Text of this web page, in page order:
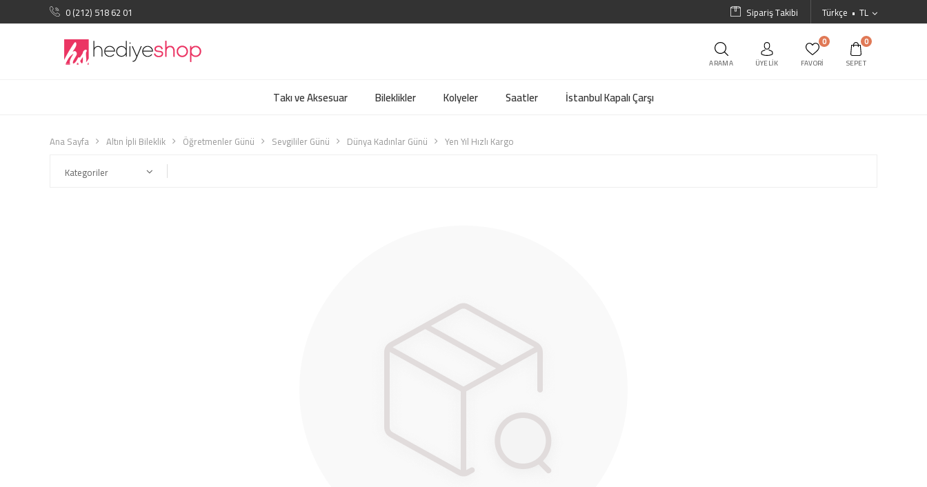
0 (212) 518 62 01 Türkçe TL
Sipariş Takibi
ARAMA ÜYELIK
0
FAVORI
0
SEPET
Takı ve Aksesuar Bileklikler Kolyeler Saatler İstanbul Kapalı Çarşı
Ana Sayfa Altın İpli Bileklik Öğretmenler Günü Sevgililer Günü Dünya Kadınlar Günü
Yen Yıl Hızlı Kargo
Kategoriler